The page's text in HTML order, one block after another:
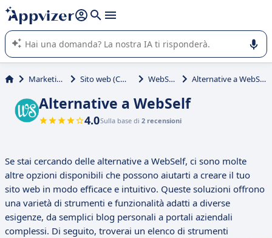
righe con
shift + enter
L'IA di Appvizer vi guida nell'utilizzo o nella scelta di un
software SaaS per la vostra azienda.
Marketing Sito web (CMS) WebSelf Alternative a WebSelf
Alternative a WebSelf
4.0Sulla base di 2 recensioni
Se stai cercando delle alternative a WebSelf, ci sono molte
altre opzioni disponibili che possono aiutarti a creare il tuo
sito web in modo efficace e intuitivo. Queste soluzioni offrono
una varietà di strumenti e funzionalità adatti a diverse
esigenze, da semplici blog personali a portali aziendali
complessi. Di seguito, troverai un elenco di strumenti